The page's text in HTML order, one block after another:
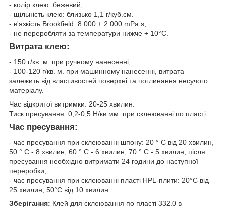
- колір клею: бежевий;
- щільність клею: близько 1,1 г/куб.см.
- в'язкість Brookfield: 8.000 ± 2.000 mPa.s;
- не переробляти за температури нижче + 10°C.
Витрата клею:
- 150 г/кв. м. при ручному нанесенні;
- 100-120 г/кв. м. при машинному нанесенні, витрата
залежить від властивостей поверхні та поглинання несучого
матеріалу.
Час відкритої витримки: 20-25 хвилин.
Тиск пресування: 0,2-0,5 Н/кв.мм. при склеюванні по пласті.
Час пресування:
- час пресування при склеюванні шпону: 20 ° C від 20 хвилин,
50 ° C - 8 хвилин, 60 ° C - 6 хвилин, 70 ° C - 5 хвилин, після
пресування необхідно витримати 24 години до наступної
переробки;
- час пресування при склеюванні пласті HPL-плити: 20°С від
25 хвилин, 50°С від 10 хвилин.
Зберігання: Клей для склеювання по пласті 332.0 в